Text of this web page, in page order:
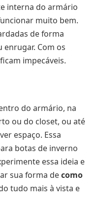
interna do armário
muito bem.
de forma
Com os
impecáveis.
do armário, na
ou do closet, ou até
espaço. Essa
botas de inverno
essa ideia e
sua forma decomo
tudo mais à vista e